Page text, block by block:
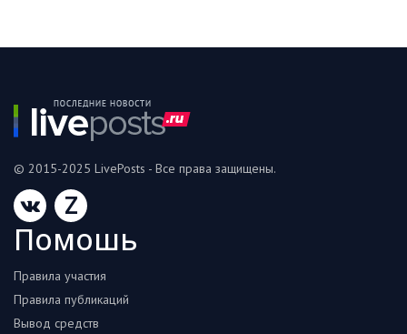
© 2015-2025 LivePosts - Все права защищены.
Z
Помошь
Правила участия
Правила публикаций
Вывод средств